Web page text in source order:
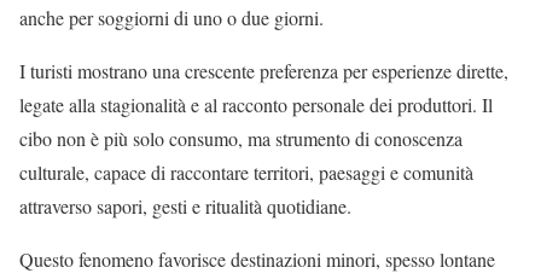
anche per soggiorni di uno o due giorni.
I turisti mostrano una crescente preferenza per esperienze dirette,
legate alla stagionalità e al racconto personale dei produttori. Il
cibo non è più solo consumo, ma strumento di conoscenza
culturale, capace di raccontare territori, paesaggi e comunità
attraverso sapori, gesti e ritualità quotidiane.
Questo fenomeno favorisce destinazioni minori, spesso lontane